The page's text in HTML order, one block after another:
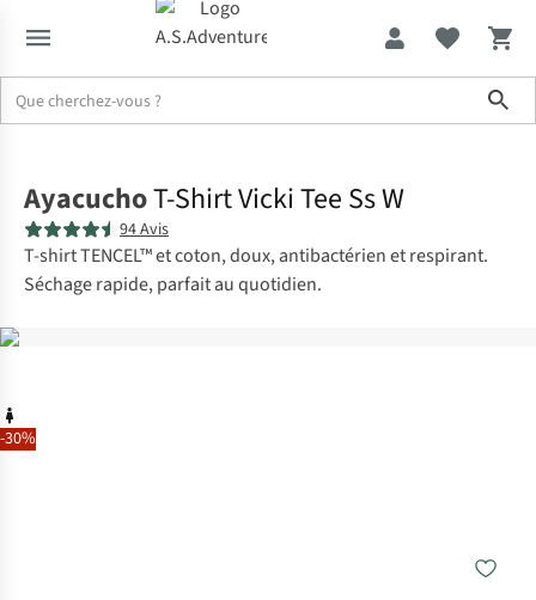
-30%
AyacuchoT-Shirt Vicki Tee Ss W
94 Avis
T-shirt TENCEL™ et coton, doux, antibactérien et respirant.
Séchage rapide, parfait au quotidien.